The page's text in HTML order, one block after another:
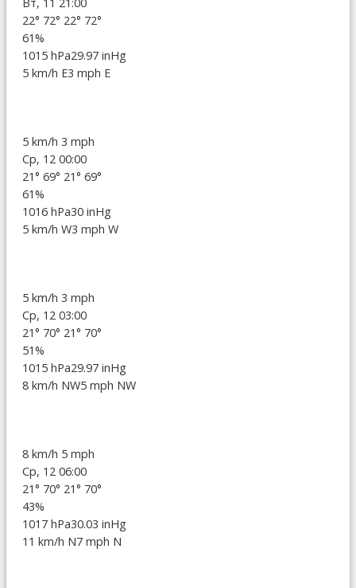
22° 72° 22° 72°
61%
1015 hPa29.97 inHg
5 km/h E3 mph E
5 km/h 3 mph
Ср, 12 00:00
21° 69° 21° 69°
61%
1016 hPa30 inHg
5 km/h W3 mph W
5 km/h 3 mph
Ср, 12 03:00
21° 70° 21° 70°
51%
1015 hPa29.97 inHg
8 km/h NW5 mph NW
8 km/h 5 mph
Ср, 12 06:00
21° 70° 21° 70°
43%
1017 hPa30.03 inHg
11 km/h N7 mph N